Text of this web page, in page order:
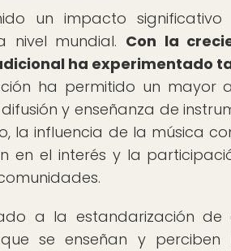
un impacto
nivel mundial. Con la
ha experimentado
ha permitido un mayor
y enseñanza de
la influencia de la música
en el interés y la
a la estandarización de
se enseñan y perciben